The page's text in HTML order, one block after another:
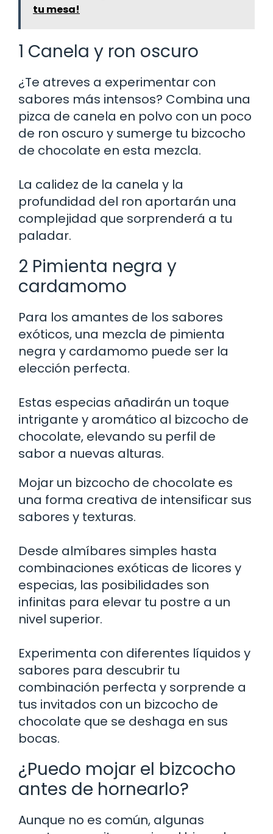
tu mesa!
1 Canela y ron oscuro
¿Te atreves a experimentar con
sabores más intensos? Combina una
pizca de canela en polvo con un poco
de ron oscuro y sumerge tu bizcocho
de chocolate en esta mezcla.
La calidez de la canela y la
profundidad del ron aportarán una
complejidad que sorprenderá a tu
paladar.
2 Pimienta negra y
cardamomo
Para los amantes de los sabores
exóticos, una mezcla de pimienta
negra y cardamomo puede ser la
elección perfecta.
Estas especias añadirán un toque
intrigante y aromático al bizcocho de
chocolate, elevando su perfil de
sabor a nuevas alturas.
Mojar un bizcocho de chocolate es
una forma creativa de intensificar sus
sabores y texturas.
Desde almíbares simples hasta
combinaciones exóticas de licores y
especias, las posibilidades son
infinitas para elevar tu postre a un
nivel superior.
Experimenta con diferentes líquidos y
sabores para descubrir tu
combinación perfecta y sorprende a
tus invitados con un bizcocho de
chocolate que se deshaga en sus
bocas.
¿Puedo mojar el bizcocho
antes de hornearlo?
Aunque no es común, algunas